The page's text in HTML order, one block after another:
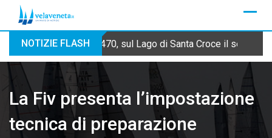
NOTIZIE FLASH 470, sul Lago di Santa Croce il
La Fiv presenta l’impostazione
tecnica di preparazione